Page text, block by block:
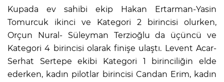
Kupada ev sahibi ekip Hakan Ertarman-Yasin
Tomurcuk ikinci ve Kategori 2 birincisi olurken,
Orçun Nural- Süleyman Terzioğlu da üçüncü ve
Kategori 4 birincisi olarak finişe ulaştı. Levent Acar-
Serhat Sertepe ekibi Kategori 1 birinciliğin elde
ederken, kadın pilotlar birincisi Candan Erim, kadın